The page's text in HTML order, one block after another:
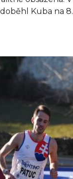
Kuba na 8.